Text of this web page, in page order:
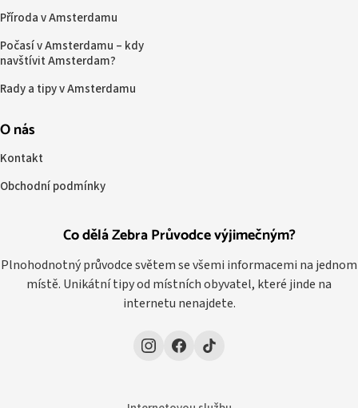
Co dělá Zebra Průvodce výjimečným?
Plnohodnotný průvodce světem se všemi informacemi na jednom
místě. Unikátní tipy od místních obyvatel, které jinde na
internetu nenajdete.
Příroda v Amsterdamu
Počasí v Amsterdamu – kdy
navštívit Amsterdam?
Rady a tipy v Amsterdamu
O nás
Kontakt
Obchodní podmínky